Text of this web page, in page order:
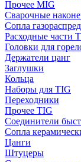
Прочее MIG
Сварочные
Сопла
Расходные части
Головки для
Держатели цанг
Заглушки
Кольца
Наборы для TIG
Переходники
Прочее TIG
Соединители
Сопла
Цанги
Штуцеры